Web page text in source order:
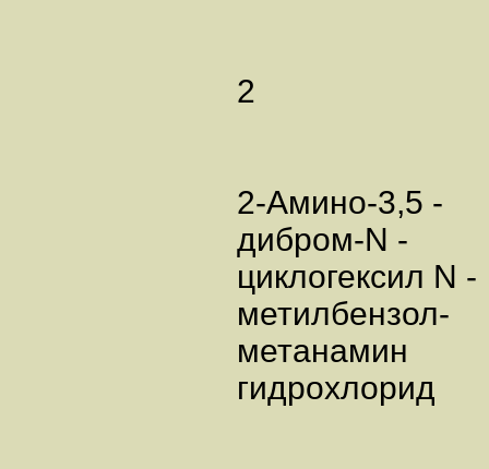
2
2-Амино-3,5 -
дибром-N -
циклогексил N -
метилбензол-
метанамин
гидрохлорид